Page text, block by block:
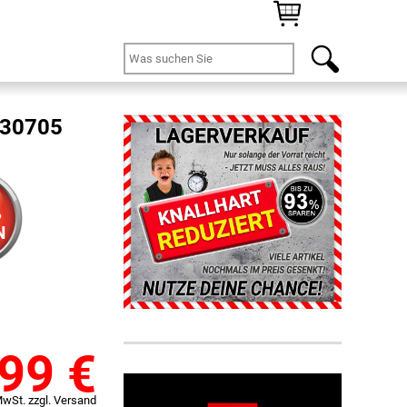
€
zzgl. Versand